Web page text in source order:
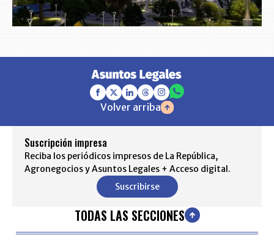
Volver arriba
Suscripción impresa
Reciba los periódicos impresos de La República,
Agronegocios y Asuntos Legales + Acceso digital.
Suscribirse
TODAS LAS SECCIONES